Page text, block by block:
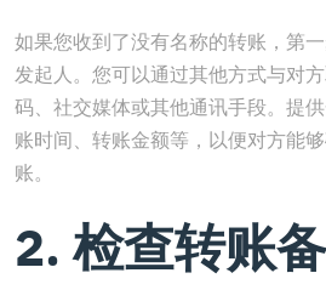
如果您收到了没有名称的转账，第
发起人。您可以通过其他方式与对
码、社交媒体或其他通讯手段。提
账时间、转账金额等，以便对方能
账。
2. 检查转账